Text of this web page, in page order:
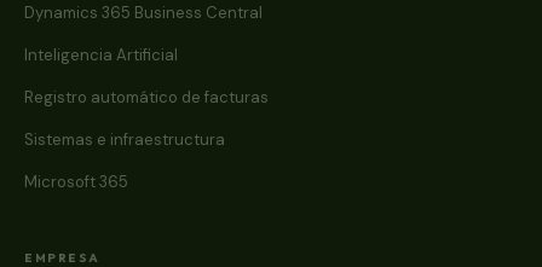
Dynamics 365 Business Central
Inteligencia Artificial
Registro automático de facturas
Sistemas e infraestructura
Microsoft 365
EMPRESA